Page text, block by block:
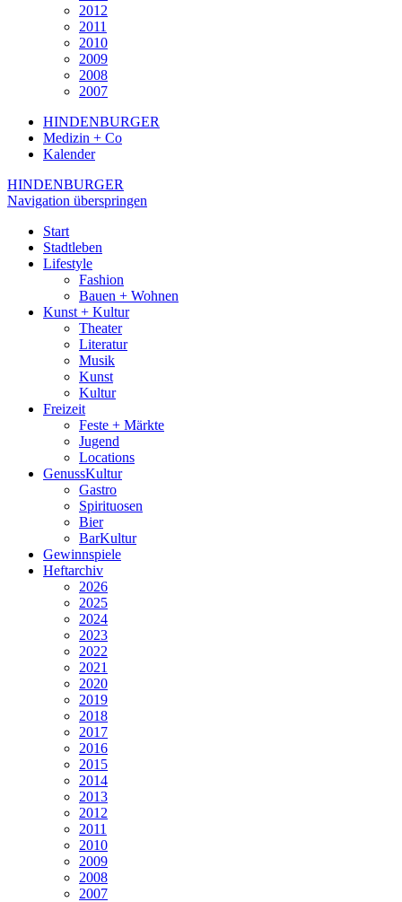
2012
2011
2010
2009
2008
2007
HINDENBURGER
Medizin + Co
Kalender
HINDENBURGER
Navigation überspringen
Start
Stadtleben
Lifestyle
Fashion
Bauen + Wohnen
Kunst + Kultur
Theater
Literatur
Musik
Kunst
Kultur
Freizeit
Feste + Märkte
Jugend
Locations
GenussKultur
Gastro
Spirituosen
Bier
BarKultur
Gewinnspiele
Heftarchiv
2026
2025
2024
2023
2022
2021
2020
2019
2018
2017
2016
2015
2014
2013
2012
2011
2010
2009
2008
2007